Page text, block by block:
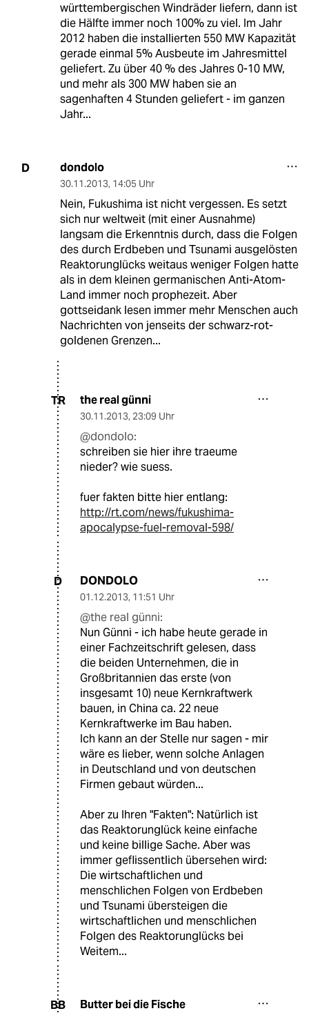
württembergischen Windräder liefern, dann ist
die Hälfte immer noch 100% zu viel. Im Jahr
2012 haben die installierten 550 MW Kapazität
gerade einmal 5% Ausbeute im Jahresmittel
geliefert. Zu über 40 % des Jahres 0-10 MW,
und mehr als 300 MW haben sie an
sagenhaften 4 Stunden geliefert - im ganzen
Jahr...
D dondolo
30.11.2013, 14:05 Uhr
Nein, Fukushima ist nicht vergessen. Es setzt
sich nur weltweit (mit einer Ausnahme)
langsam die Erkenntnis durch, dass die Folgen
des durch Erdbeben und Tsunami ausgelösten
Reaktorunglücks weitaus weniger Folgen hatte
als in dem kleinen germanischen Anti-Atom-
Land immer noch prophezeit. Aber
gottseidank lesen immer mehr Menschen auch
Nachrichten von jenseits der schwarz-rot-
goldenen Grenzen...
TR the real günni
30.11.2013, 23:09 Uhr
@dondolo:
schreiben sie hier ihre traeume
nieder? wie suess.
fuer fakten bitte hier entlang:
http://rt.com/news/fukushima-
apocalypse-fuel-removal-598/
D DONDOLO
01.12.2013, 11:51 Uhr
@the real günni:
Nun Günni - ich habe heute gerade in
einer Fachzeitschrift gelesen, dass
die beiden Unternehmen, die in
Großbritannien das erste (von
insgesamt 10) neue Kernkraftwerk
bauen, in China ca. 22 neue
Kernkraftwerke im Bau haben.
Ich kann an der Stelle nur sagen - mir
wäre es lieber, wenn solche Anlagen
in Deutschland und von deutschen
Firmen gebaut würden...
Aber zu Ihren "Fakten": Natürlich ist
das Reaktorunglück keine einfache
und keine billige Sache. Aber was
immer geflissentlich übersehen wird:
Die wirtschaftlichen und
menschlichen Folgen von Erdbeben
und Tsunami übersteigen die
wirtschaftlichen und menschlichen
Folgen des Reaktorunglücks bei
Weitem...
BB Butter bei die Fische